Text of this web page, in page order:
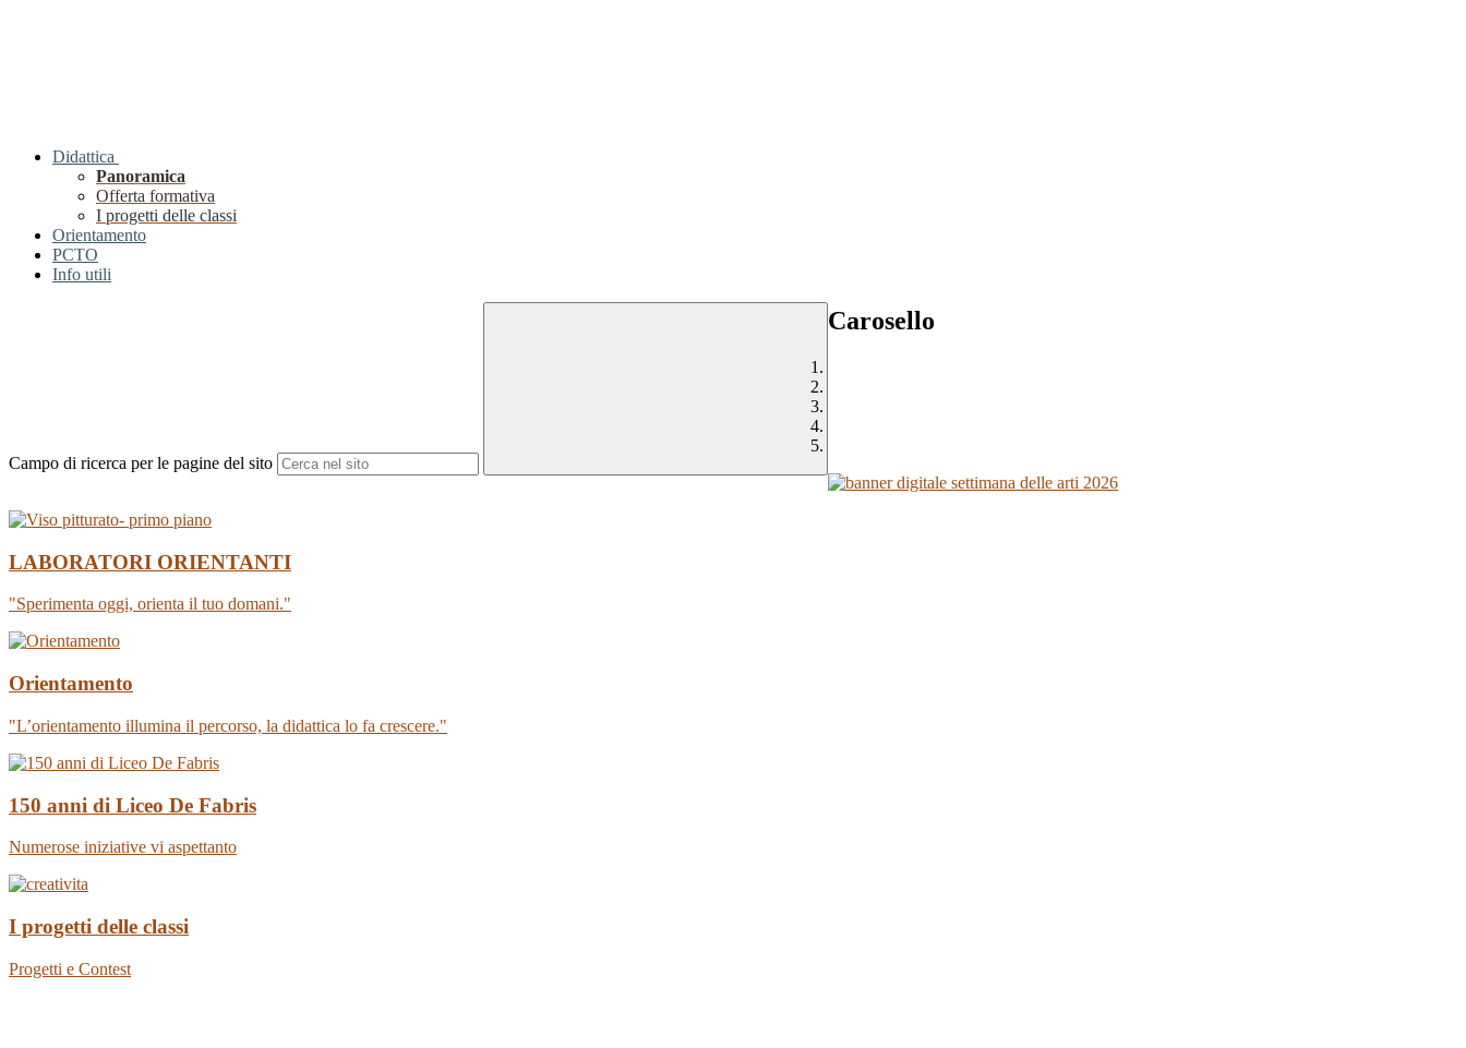
Didattica
Panoramica
Offerta formativa
I progetti delle classi
Orientamento
PCTO
Info utili
Campo di ricerca per le pagine del sito
Carosello
LABORATORI ORIENTANTI
"Sperimenta oggi, orienta il tuo domani."
Orientamento
"L’orientamento illumina il percorso, la didattica lo fa crescere."
150 anni di Liceo De Fabris
Numerose iniziative vi aspettanto
I progetti delle classi
Progetti e Contest